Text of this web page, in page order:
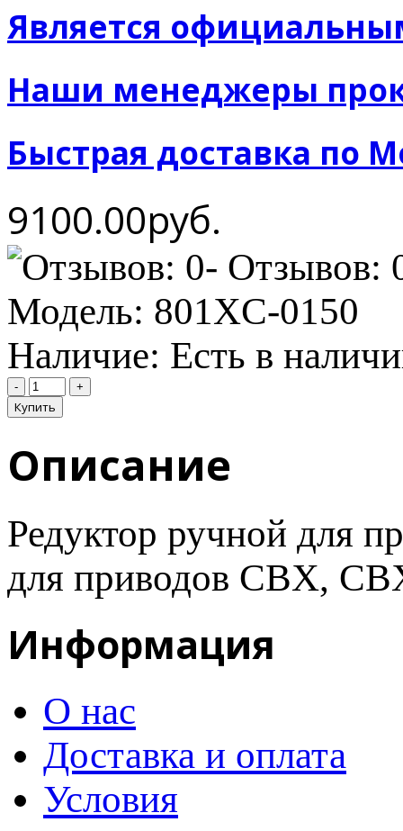
Является
Наши менеджеры
Быстрая доставка по
9100.00руб.
- Отзывов:
Модель: 801XC-0150
Наличие: Есть в
Описание
Редуктор ручной для
для приводов CBX,
Информация
О нас
Доставка и оплата
Условия